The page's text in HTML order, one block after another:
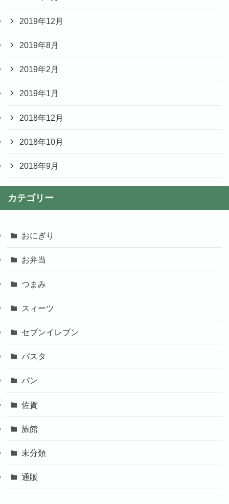
2019年12月
2019年8月
2019年2月
2019年1月
2018年12月
2018年10月
2018年9月
カテゴリー
おにぎり
お弁当
つまみ
スィーツ
セブンイレブン
パスタ
パン
佐賀
旅館
未分類
通販